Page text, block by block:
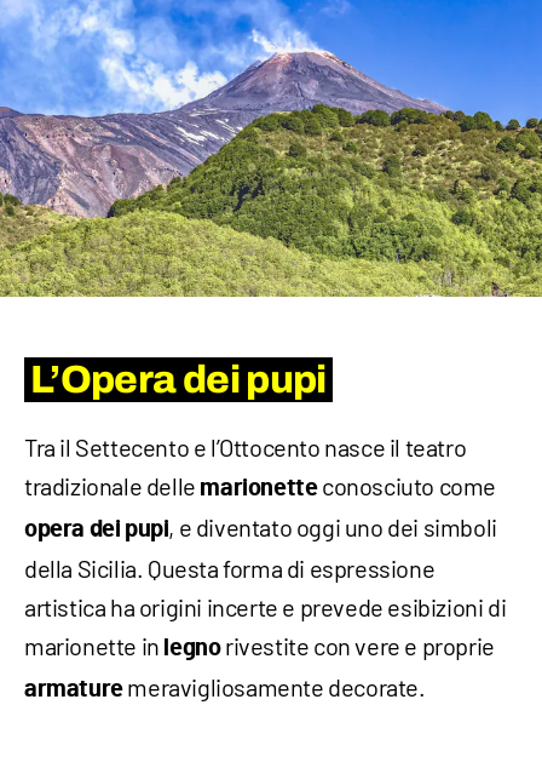
L’Opera dei pupi
Tra il Settecento e l’Ottocento nasce il teatro
tradizionale delle marionetteconosciuto come
opera dei pupi, e diventato oggi uno dei simboli
della Sicilia. Questa forma di espressione
artistica ha origini incerte e prevede esibizioni di
marionette in legnorivestite con vere e proprie
armaturemeravigliosamente decorate.